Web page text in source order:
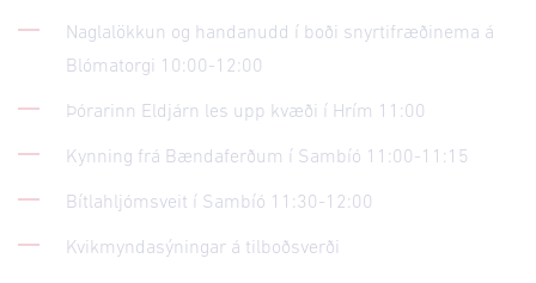
Naglalökkun og handanudd í boði snyrtifræðinema á
Blómatorgi 10:00-12:00
Þórarinn Eldjárn les upp kvæði í Hrím 11:00
Kynning frá Bændaferðum í Sambíó 11:00-11:15
Bítlahljómsveit í Sambíó 11:30-12:00
Kvikmyndasýningar á tilboðsverði